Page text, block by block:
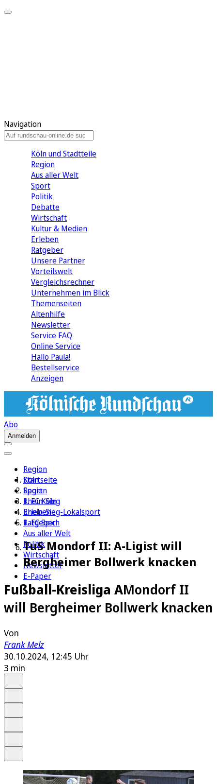
Navigation
Köln und Stadtteile
Region
Aus aller Welt
Sport
Politik
Debatte
Wirtschaft
Kultur & Medien
Erleben
Ratgeber
Unsere Partner
Vorteilswelt
Vergleichsrechner
Unternehmen im Blick
Themenseiten
Altenhilfe
Newsletter
Service FAQ
Online Service
Hallo Paula!
Bestellservice
Anzeigen
Abo
Anmelden
Region
Köln
Sport
1. FC Köln
Erleben
Ratgeber
Aus aller Welt
Politik
Wirtschaft
Newsletter
E-Paper
Startseite
Region
Rhein-Sieg
Rhein-Sieg-Lokalsport
1. FC Spich
TuS Mondorf II: A-Ligist will
Bergheimer Bollwerk knacken
Fußball-Kreisliga AMondorf II
will Bergheimer Bollwerk knacken
Von
Frank Melz
30.10.2024, 12:45 Uhr
3 min